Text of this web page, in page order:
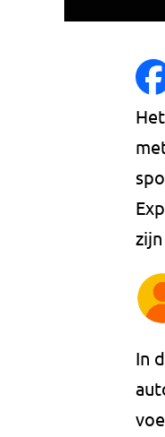
In